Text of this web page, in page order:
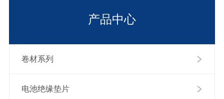
产品中心
卷材系列
电池绝缘垫片